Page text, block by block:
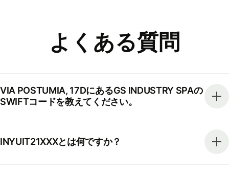
よくある質問
VIA POSTUMIA, 17DにあるGS INDUSTRY SPAの
SWIFTコードを教えてください。
INYUIT21XXXとは何ですか？